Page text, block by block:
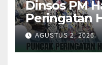
Dinsos PM
Peringatan
Gerak PKK
Kota
AGUSTUS 2, 2026